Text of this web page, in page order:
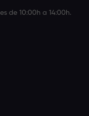
de 10:00h a 14:00h.